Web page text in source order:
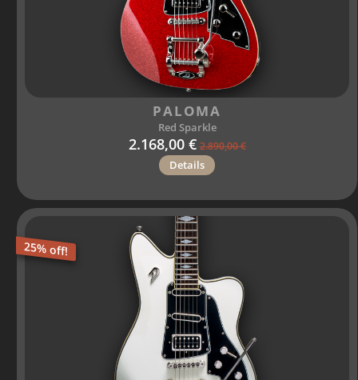
2.168,00 € 2.890,00 €
PALOMA
Red Sparkle
Details
25% off!